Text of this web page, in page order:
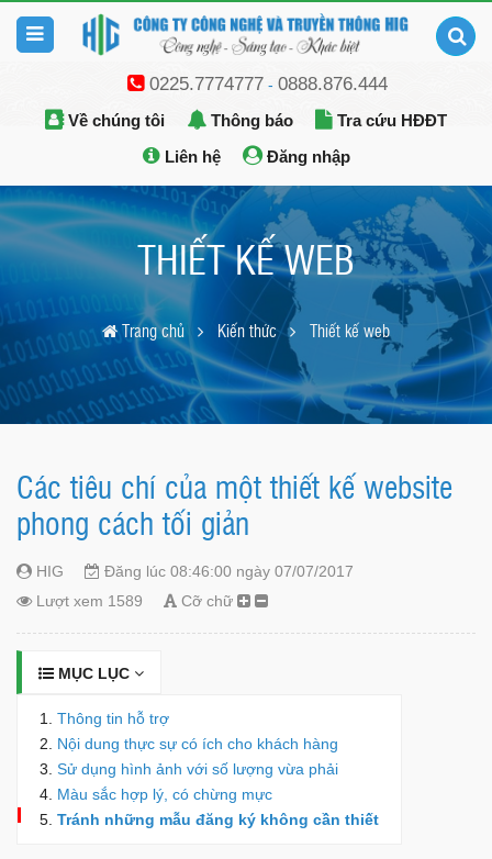
0225.7774777- 0888.876.444
Về chúng tôi Thông báo
Tra cứu HĐĐT
Liên hệ
Đăng nhập
THIẾT KẾ WEB
Trang chủ Kiến thức Thiết kế web
Các tiêu chí của một thiết kế website
phong cách tối giản
HIG
Đăng lúc 08:46:00 ngày 07/07/2017
Lượt xem 1589
Cỡ chữ
MỤC LỤC
Thông tin hỗ trợ
Nội dung thực sự có ích cho khách hàng
Sử dụng hình ảnh với số lượng vừa phải
Màu sắc hợp lý, có chừng mực
Tránh những mẫu đăng ký không cần thiết